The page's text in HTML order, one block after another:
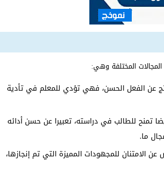
المختلفة وهي:
عن الفعل الحسن، فهي تؤدي للمعلم في تأدية
تمنح للطالب في دراسته، تعبيرا عن حسن أدائه
ما.
الامتنان للمجهودات المميزة التي تم إنجازها،